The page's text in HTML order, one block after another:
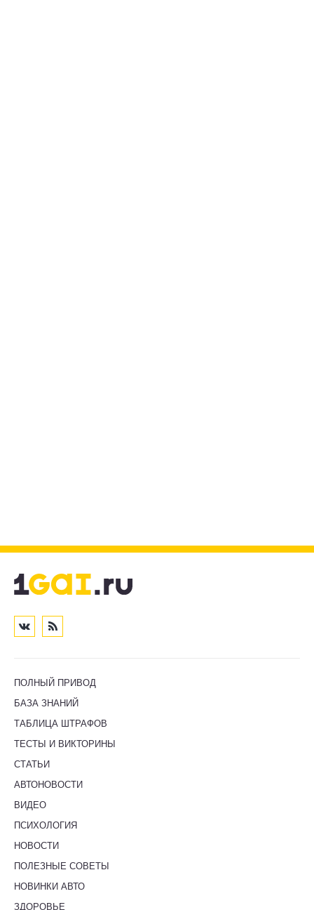
ПОЛНЫЙ ПРИВОД
БАЗА ЗНАНИЙ
ТАБЛИЦА ШТРАФОВ
ТЕСТЫ И ВИКТОРИНЫ
СТАТЬИ
АВТОНОВОСТИ
ВИДЕО
ПСИХОЛОГИЯ
НОВОСТИ
ПОЛЕЗНЫЕ СОВЕТЫ
НОВИНКИ АВТО
ЗДОРОВЬЕ